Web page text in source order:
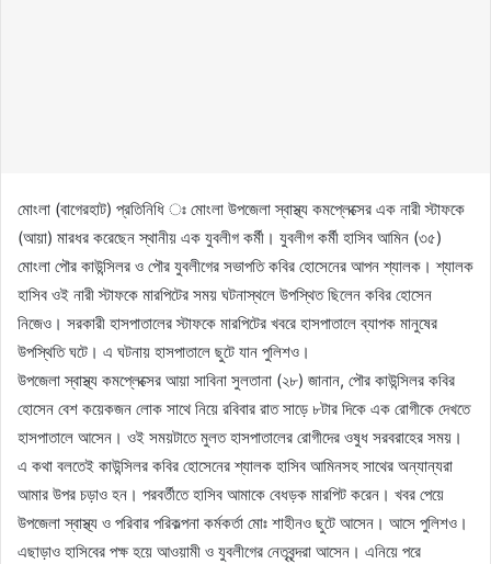
মোংলা (বাগেরহাট) প্রতিনিধি ঃ মোংলা উপজেলা স্বাস্থ্য কমপ্লেক্সের এক নারী স্টাফকে
(আয়া) মারধর করেছেন স্থানীয় এক যুবলীগ কর্মী। যুবলীগ কর্মী হাসিব আমিন (৩৫)
মোংলা পৌর কাউন্সিলর ও পৌর যুবলীগের সভাপতি কবির হোসেনের আপন শ্যালক। শ্যালক
হাসিব ওই নারী স্টাফকে মারপিটের সময় ঘটনাস্থলে উপস্থিত ছিলেন কবির হোসেন
নিজেও। সরকারী হাসপাতালের স্টাফকে মারপিটের খবরে হাসপাতালে ব্যাপক মানুষের
উপস্থিতি ঘটে। এ ঘটনায় হাসপাতালে ছুটে যান পুলিশও।
উপজেলা স্বাস্থ্য কমপ্লেক্সের আয়া সাবিনা সুলতানা (২৮) জানান, পৌর কাউন্সিলর কবির
হোসেন বেশ কয়েকজন লোক সাথে নিয়ে রবিবার রাত সাড়ে ৮টার দিকে এক রোগীকে দেখতে
হাসপাতালে আসেন। ওই সময়টাতে মুলত হাসপাতালের রোগীদের ওষুধ সরবরাহের সময়।
এ কথা বলতেই কাউন্সিলর কবির হোসেনের শ্যালক হাসিব আমিনসহ সাথের অন্যান্যরা
আমার উপর চড়াও হন। পরবর্তীতে হাসিব আমাকে বেধড়ক মারপিট করেন। খবর পেয়ে
উপজেলা স্বাস্থ্য ও পরিবার পরিকল্পনা কর্মকর্তা মোঃ শাহীনও ছুটে আসেন। আসে পুলিশও।
এছাড়াও হাসিবের পক্ষ হয়ে আওয়ামী ও যুবলীগের নেতৃবৃন্দরা আসেন। এনিয়ে পরে